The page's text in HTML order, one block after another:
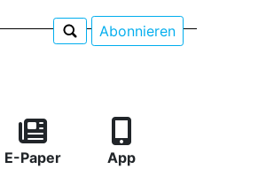
Abonnieren
E-Paper App